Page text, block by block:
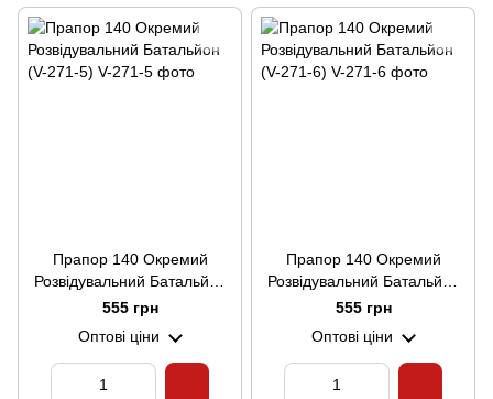
Прапор 140 Окремий
Розвідувальний Батальйон
(V-271-5)
555 грн
Оптові ціни
Прапор 140 Окремий
Розвідувальний Батальйон
(V-271-6)
555 грн
Оптові ціни